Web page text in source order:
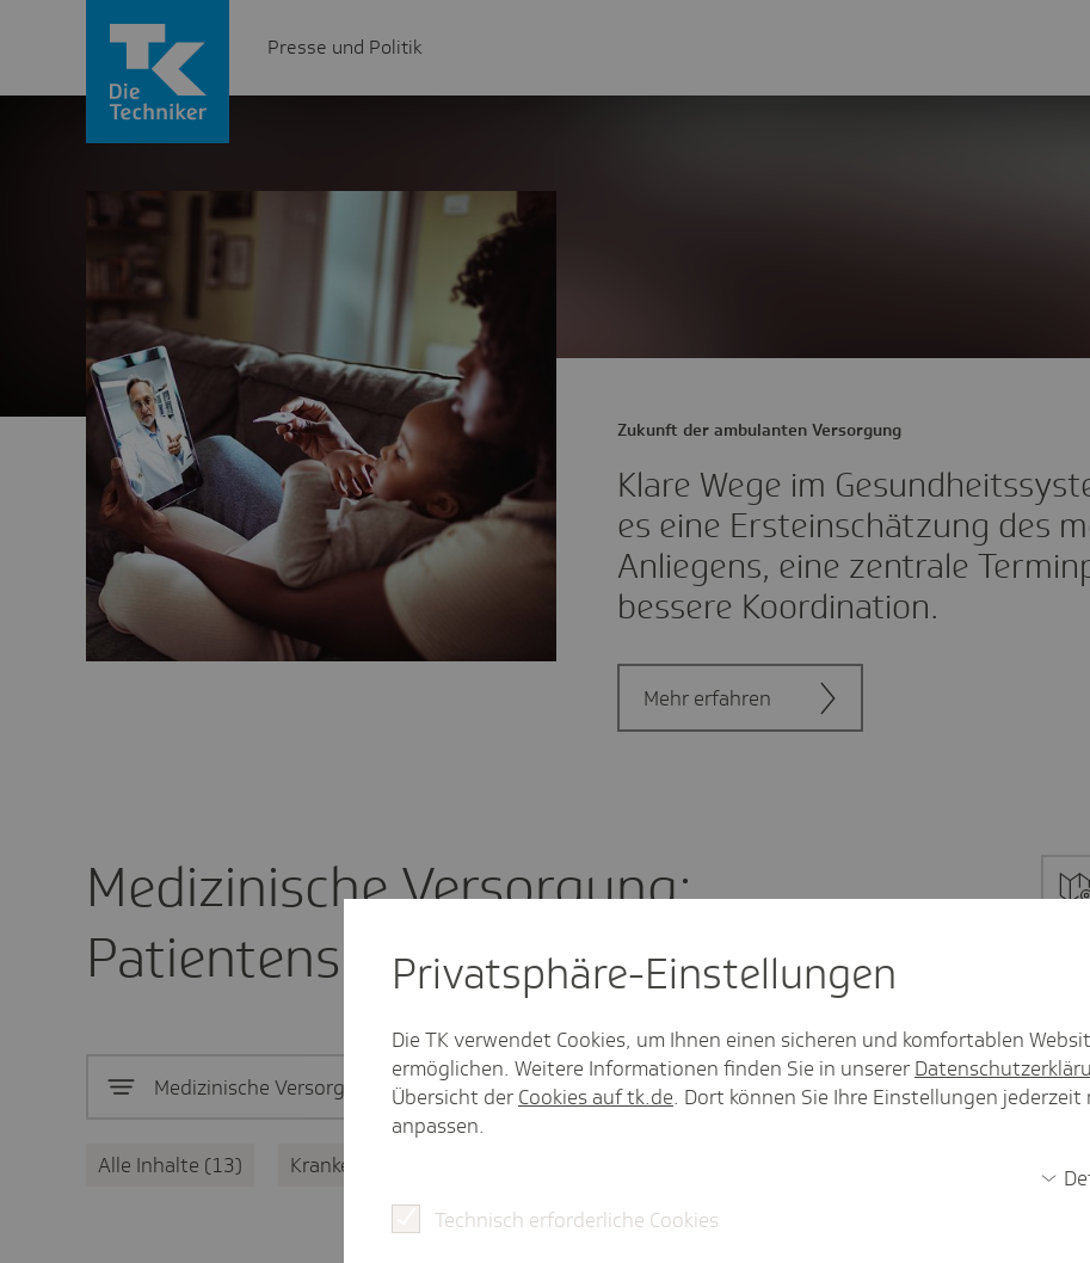
Presse und Politik
Klare Wege im
es eine Ersteinschätzung des
Anliegens, eine zentrale
bessere Koordination.
Zukunft der ambulanten Versorgung
Mehr erfahren
Medizinische Versorgung:
Patientensicherheit
Medizinische Versorgung 13
Alle Inhalte 13 Krankenhausversorgung
Privat­sphäre-Einstel­lungen
Die TK verwendet Cookies, um Ihnen einen sicheren und komfortablen
ermöglichen. Weitere Informationen finden Sie in unserer
Übersicht der Cookies auf tk.de. Dort können Sie Ihre Einstellungen
anpassen.
Technisch erforderliche Cookies